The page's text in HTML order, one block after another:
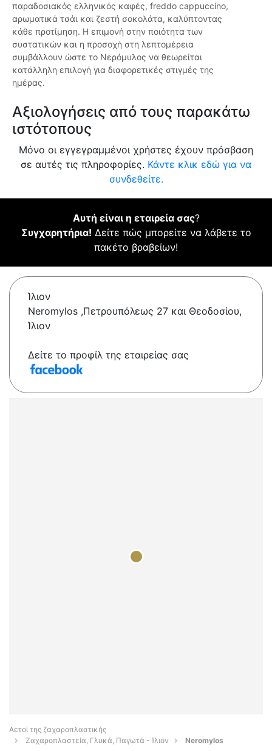
παραδοσιακός ελληνικός καφές, freddo cappuccino,
αρωματικά τσάι και ζεστή σοκολάτα, καλύπτοντας
κάθε προτίμηση. Η επιμονή στην ποιότητα των
συστατικών και η προσοχή στη λεπτομέρεια
συμβάλλουν ώστε το Νερόμυλος να θεωρείται
κατάλληλη επιλογή για διαφορετικές στιγμές της
ημέρας.
Αξιολογήσεις από τους παρακάτω
ιστότοπους
Μόνο οι εγγεγραμμένοι χρήστες έχουν πρόσβαση
σε αυτές τις πληροφορίες. Κάντε κλικ εδώ για να
συνδεθείτε.
Αυτή είναι η εταιρεία σας?
Συγχαρητήρια! Δείτε πώς μπορείτε να λάβετε το
πακέτο βραβείων!
Ίλιον
Neromylos ,Πετρουπόλεως 27 και Θεοδοσίου,
Ίλιον
Δείτε το προφίλ της εταιρείας σας
Αετοί της ζαχαροπλαστικής
Ζαχαροπλαστεία, Γλυκά, Παγωτά - Ίλιον
Neromylos